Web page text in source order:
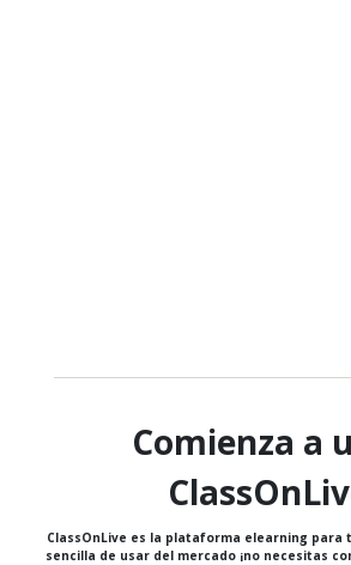
Comienza a
ClassOnLive es la plataforma elearning para
sencilla de usar del mercado ¡no necesitas